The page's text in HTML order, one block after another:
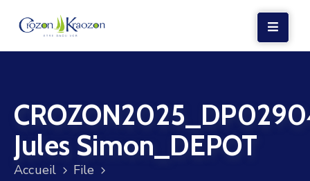
VIE
LOCALE
VIE
SOCIALE
Jules Simon_DEPOT
Accueil
File